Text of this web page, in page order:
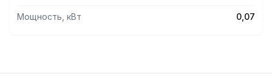
Мощность, кВт 0,07